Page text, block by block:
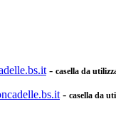
- casella da
- casella da